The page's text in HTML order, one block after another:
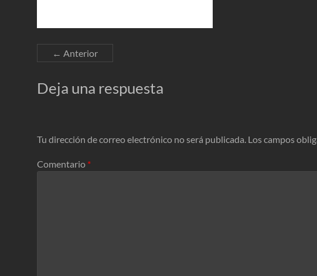
← Anterior
Deja una respuesta
Tu dirección de correo electrónico no será publicada. Los campos
Comentario *